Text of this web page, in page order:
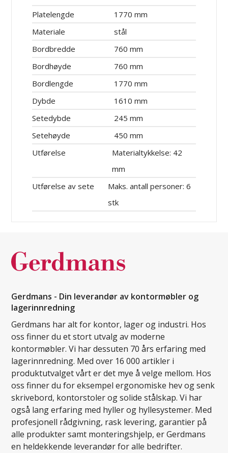
Platelengde
1770 mm
Materiale
stål
Bordbredde
760 mm
Bordhøyde
760 mm
Bordlengde
1770 mm
Dybde
1610 mm
Setedybde
245 mm
Setehøyde
450 mm
Utførelse
Materialtykkelse: 42
mm
Utførelse av sete
Maks. antall personer: 6
stk
Gerdmans - Din leverandør av kontormøbler og
lagerinnredning
Gerdmans har alt for kontor, lager og industri. Hos
oss finner du et stort utvalg av moderne
kontormøbler. Vi har dessuten 70 års erfaring med
lagerinnredning. Med over 16 000 artikler i
produktutvalget vårt er det mye å velge mellom. Hos
oss finner du for eksempel ergonomiske hev og senk
skrivebord, kontorstoler og solide stålskap. Vi har
også lang erfaring med hyller og hyllesystemer. Med
profesjonell rådgivning, rask levering, garantier på
alle produkter samt monteringshjelp, er Gerdmans
en heldekkende leverandør for alle bedrifter.